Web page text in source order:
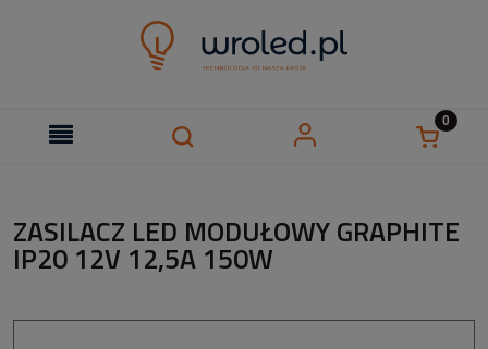
ZASILACZ LED MODUŁOWY GRAPHITE
IP20 12V 12,5A 150W